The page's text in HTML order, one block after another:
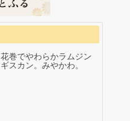
花巻でやわらかラムジン
ギスカン。みやかわ。